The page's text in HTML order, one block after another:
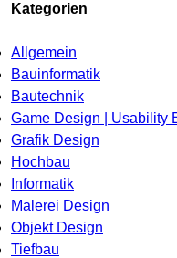
Kategorien
Allgemein
Bauinformatik
Bautechnik
Game Design | Usability
Grafik Design
Hochbau
Informatik
Malerei Design
Objekt Design
Tiefbau